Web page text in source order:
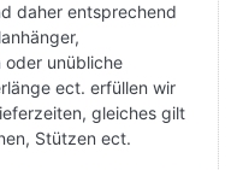
daher entsprechend
unübliche
ect. erfüllen wir
gleiches gilt
Stützen ect.